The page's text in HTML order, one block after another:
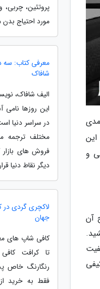
و
آن
پروتئین، چربی،
مورد احتیاج
معرفی کتاب: سه
شافاک
الیف شافاک،
این روزها نامی
در سراسر دنیا
مختلف ترجمه
فروش های بازار
دیگر نقاط دنیا
لاکچری گردی
جهان
کافی شاپ های
تا کرافت
رنگارنگ خاص
فقط به خرید